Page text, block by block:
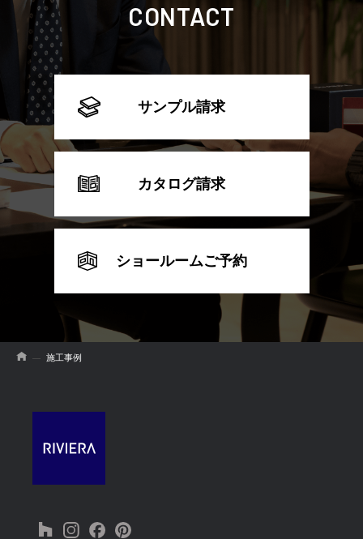
CONTACT
サンプル請求
カタログ請求
ショールームご予約
施工事例